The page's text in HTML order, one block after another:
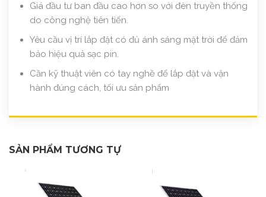
Giá đầu tư ban đầu cao hơn so với đèn truyền thống
do công nghệ tiên tiến.
Yêu cầu vị trí lắp đặt có đủ ánh sáng mặt trời để đảm
bảo hiệu quả sạc pin.
Cần kỹ thuật viên có tay nghề để lắp đặt và vận
hành đúng cách, tối ưu sản phẩm
SẢN PHẨM TƯƠNG TỰ